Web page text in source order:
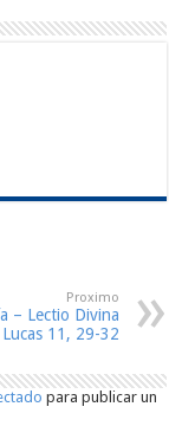
Proximo
– Lectio Divina
Lucas 11, 29-32
para publicar un